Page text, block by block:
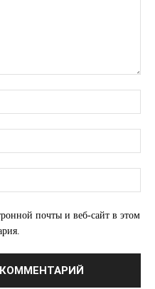
почты и веб-сайт в этом